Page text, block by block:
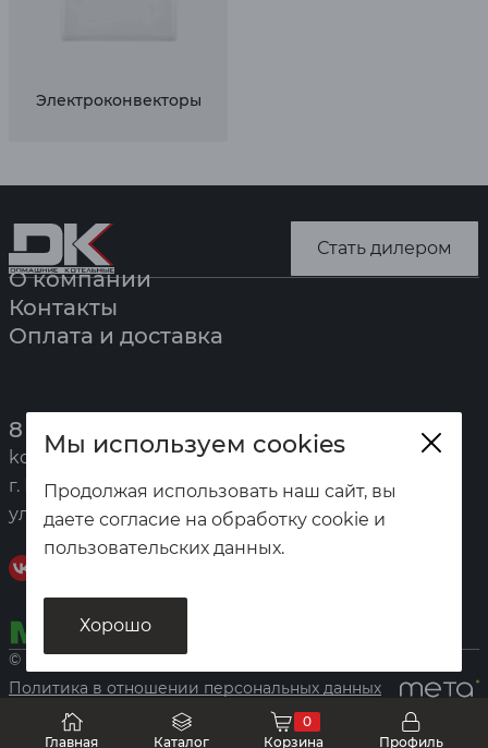
Главная Каталог
0
Корзина
Профиль
Электроконвекторы
Стать дилером
О компании
Контакты
Оплата и доставка
8 (391) 247-7777
kotel@zota.ru
г. Красноярск,
ул. Калинина, 53а
© «Домашние котельные», 2026
Политика в отношении персональных данных
Мы используем cookies
Продолжая использовать наш сайт, вы
даете согласие на обработку cookie и
пользовательских данных.
Хорошо